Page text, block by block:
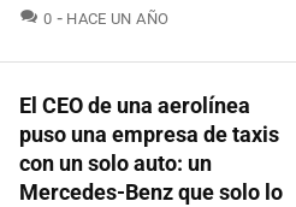
0 COMENTARIOS
HACE UN AÑO
El CEO de una aerolínea
puso una empresa de taxis
con un solo auto: un
Mercedes-Benz que solo lo